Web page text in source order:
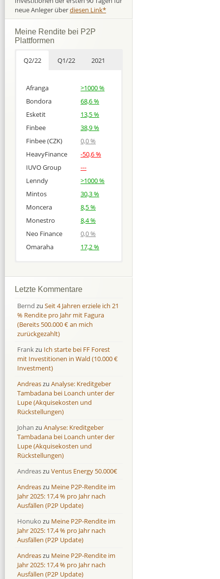
neue Anleger überdiesen Link*
Meine Rendite bei P2P
Plattformen
Q2/22 Q1/22 2021
Afranga
>1000 %
Bondora
68,6 %
Esketit
13,5 %
Finbee
38,9 %
Finbee (CZK)
0,0 %
HeavyFinance
-50,6 %
IUVO Group
---
Lenndy
>1000 %
Mintos
30,3 %
Moncera
8,5 %
Monestro
8,4 %
Neo Finance
0,0 %
Omaraha
17,2 %
Bondora
Finbee
43,2%
Finbee (CZK)
0,0 %
HeavyFinance
IUVO Group
-32,2 %
Lenndy
-314,6 %
Moncera
8,0 %
Monestro
9,1 %
Neo Finance
Omaraha
16,4 %
Bondora
Finbee
35,2%
Finbee (CZK)
0,0 %
HeavyFinance
IUVO Group
-55,0 %
Lenndy
146,5 %
Moncera
11,1 %
Monestro
>1000%
Neo Finance
Omaraha
18,0 %
Letzte Kommentare
Bernd zu Seit 4 Jahren erziele ich 21
% Rendite pro Jahr mit Fagura
(Bereits 500.000 € an mich
zurückgezahlt)
Frankzu Ich starte bei FF Forest
mit Investitionen in Wald (10.000 €
Investment)
Andreaszu Analyse: Kreditgeber
Tambadana bei Loanch unter der
Lupe (Akquisekosten und
Rückstellungen)
Johan zu Analyse: Kreditgeber
Tambadana bei Loanch unter der
Lupe (Akquisekosten und
Rückstellungen)
Andreaszu Ventus Energy 50.000€
Andreaszu Meine P2P-Rendite im
Jahr 2025: 17,4 % pro Jahr nach
Ausfällen (P2P Update)
Honuko zu Meine P2P-Rendite im
Jahr 2025: 17,4 % pro Jahr nach
Ausfällen (P2P Update)
Andreaszu Meine P2P-Rendite im
Jahr 2025: 17,4 % pro Jahr nach
Ausfällen (P2P Update)